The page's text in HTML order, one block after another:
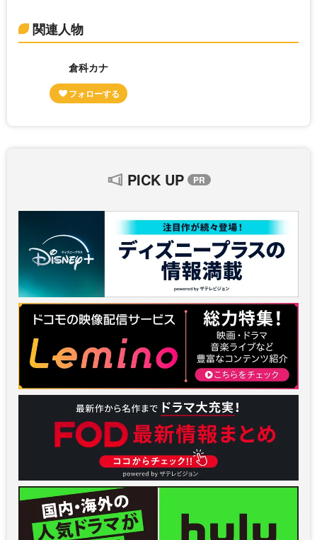
関連人物
倉科カナ
PICK UP